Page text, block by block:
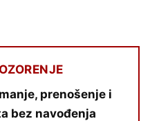
prenošenje i
bez navođenja